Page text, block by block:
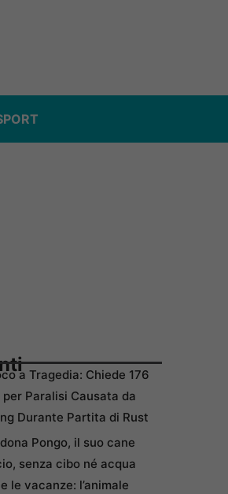
a Tragedia: Chiede 176
per Paralisi Causata da
Durante Partita di Rust
Pongo, il suo cane
senza cibo né acqua
le vacanze: l’animale